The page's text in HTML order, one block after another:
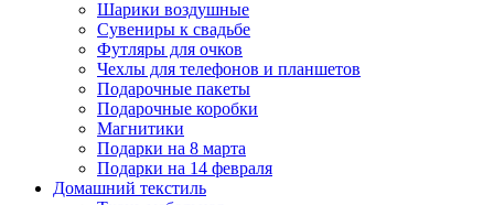
Шарики воздушные
Сувениры к свадьбе
Футляры для очков
Чехлы для телефонов и планшетов
Подарочные пакеты
Подарочные коробки
Магнитики
Подарки на 8 марта
Подарки на 14 февраля
Домашний текстиль